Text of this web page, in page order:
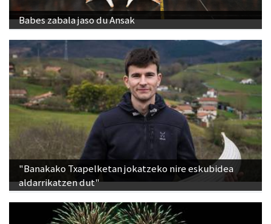
Babes zabala jaso du Ansak
"Banakako Txapelketan jokatzeko nire eskubidea
aldarrikatzen dut"